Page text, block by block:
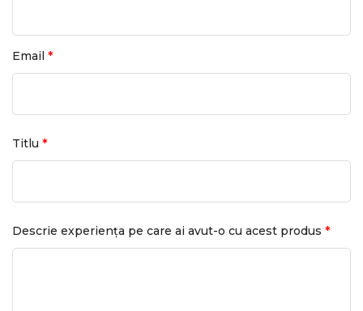
Email *
Titlu *
Descrie experiența pe care ai avut-o cu acest produs *